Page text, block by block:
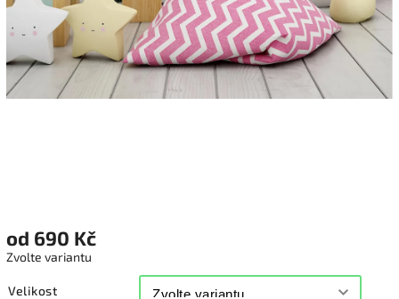
od 690 Kč
Zvolte variantu
Velikost